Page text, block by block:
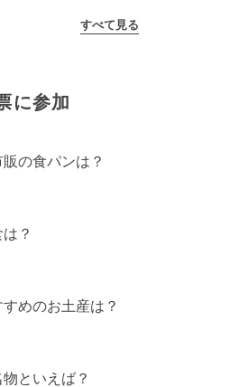
すべて見る
に参加
の食パンは？
？
めのお土産は？
といえば？